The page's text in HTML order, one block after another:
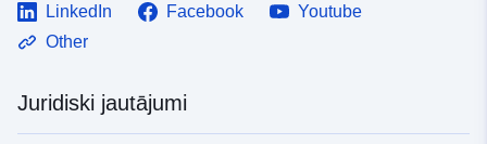
LinkedIn Facebook
Youtube
Other
Juridiski jautājumi